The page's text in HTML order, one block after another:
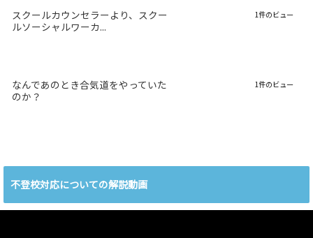
スクールカウンセラーより、スクー
ルソーシャルワーカ...
1件のビュー
なんであのとき合気道をやっていた
のか？
1件のビュー
不登校対応についての解説動画